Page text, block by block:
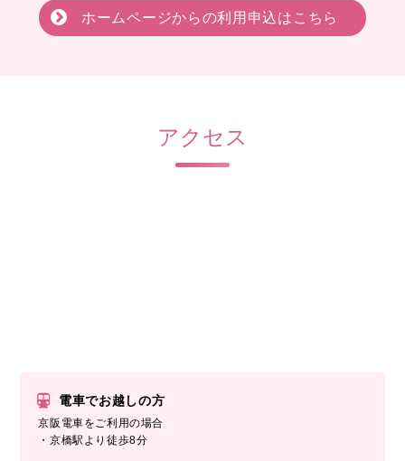
ホームページからの利用申込はこちら
アクセス
電車でお越しの方
京阪電車をご利用の場合
・京橋駅より徒歩8分